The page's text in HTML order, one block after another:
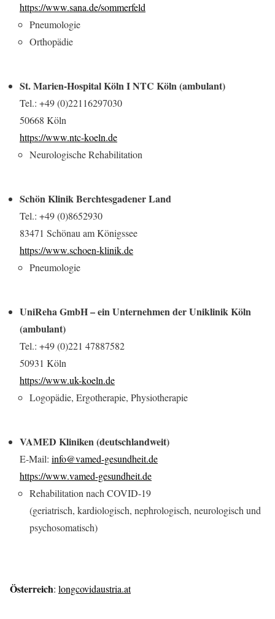
https://www.sana.de/sommerfeld
Pneumologie
Orthopädie
St. Marien-Hospital Köln I NTC Köln (ambulant)
Tel.: +49 (0)22116297030
50668 Köln
https://www.ntc-koeln.de
Neurologische Rehabilitation
Schön Klinik Berchtesgadener Land
Tel.: +49 (0)8652930
83471 Schönau am Königssee
https://www.schoen-klinik.de
Pneumologie
UniReha GmbH – ein Unternehmen der Uniklinik Köln
(ambulant)
Tel.: +49 (0)221 47887582
50931 Köln
https://www.uk-koeln.de
Logopädie, Ergotherapie, Physiotherapie
VAMED Kliniken (deutschlandweit)
E-Mail: info@vamed-gesundheit.de
https://www.vamed-gesundheit.de
Rehabilitation nach COVID-19
(geriatrisch, kardiologisch, nephrologisch, neurologisch und
psychosomatisch)
Österreich: longcovidaustria.at